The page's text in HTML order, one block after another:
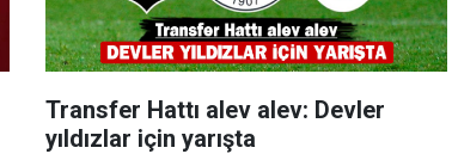
Transfer Hattı alev alev: Devler
yıldızlar için yarışta